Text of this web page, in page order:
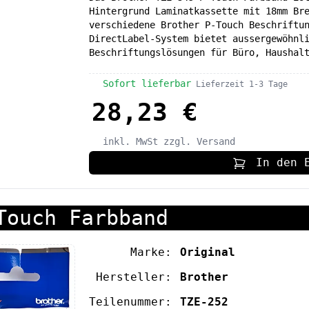
Hintergrund Laminatkassette mit 18mm
verschiedene Brother P-Touch
DirectLabel-System bietet
Beschriftungslösungen für Büro,
Sofort lieferbar Lieferzeit 1-3 Tage
28,23 €
inkl. MwSt zzgl. Versand
In den
Farbband
Marke:
Original
Hersteller:
Brother
Teilenummer:
TZE-252